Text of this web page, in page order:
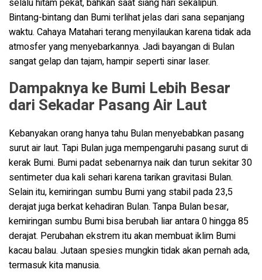
Bintang-bintang dan Bumi terlihat jelas dari sana sepanjang
waktu. Cahaya Matahari terang menyilaukan karena tidak ada
atmosfer yang menyebarkannya. Jadi bayangan di Bulan
sangat gelap dan tajam, hampir seperti sinar laser.
Dampaknya ke Bumi Lebih Besar
dari Sekadar Pasang Air Laut
Kebanyakan orang hanya tahu Bulan menyebabkan pasang
surut air laut. Tapi Bulan juga mempengaruhi pasang surut di
kerak Bumi. Bumi padat sebenarnya naik dan turun sekitar 30
sentimeter dua kali sehari karena tarikan gravitasi Bulan.
Selain itu, kemiringan sumbu Bumi yang stabil pada 23,5
derajat juga berkat kehadiran Bulan. Tanpa Bulan besar,
kemiringan sumbu Bumi bisa berubah liar antara 0 hingga 85
derajat. Perubahan ekstrem itu akan membuat iklim Bumi
kacau balau. Jutaan spesies mungkin tidak akan pernah ada,
termasuk kita manusia.